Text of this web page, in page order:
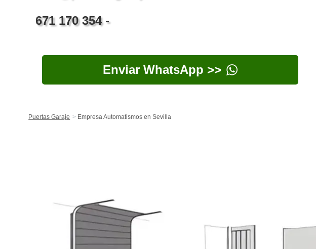
671 170 354 -
Enviar WhatsApp >>
Puertas Garaje Empresa Automatismos en Sevilla